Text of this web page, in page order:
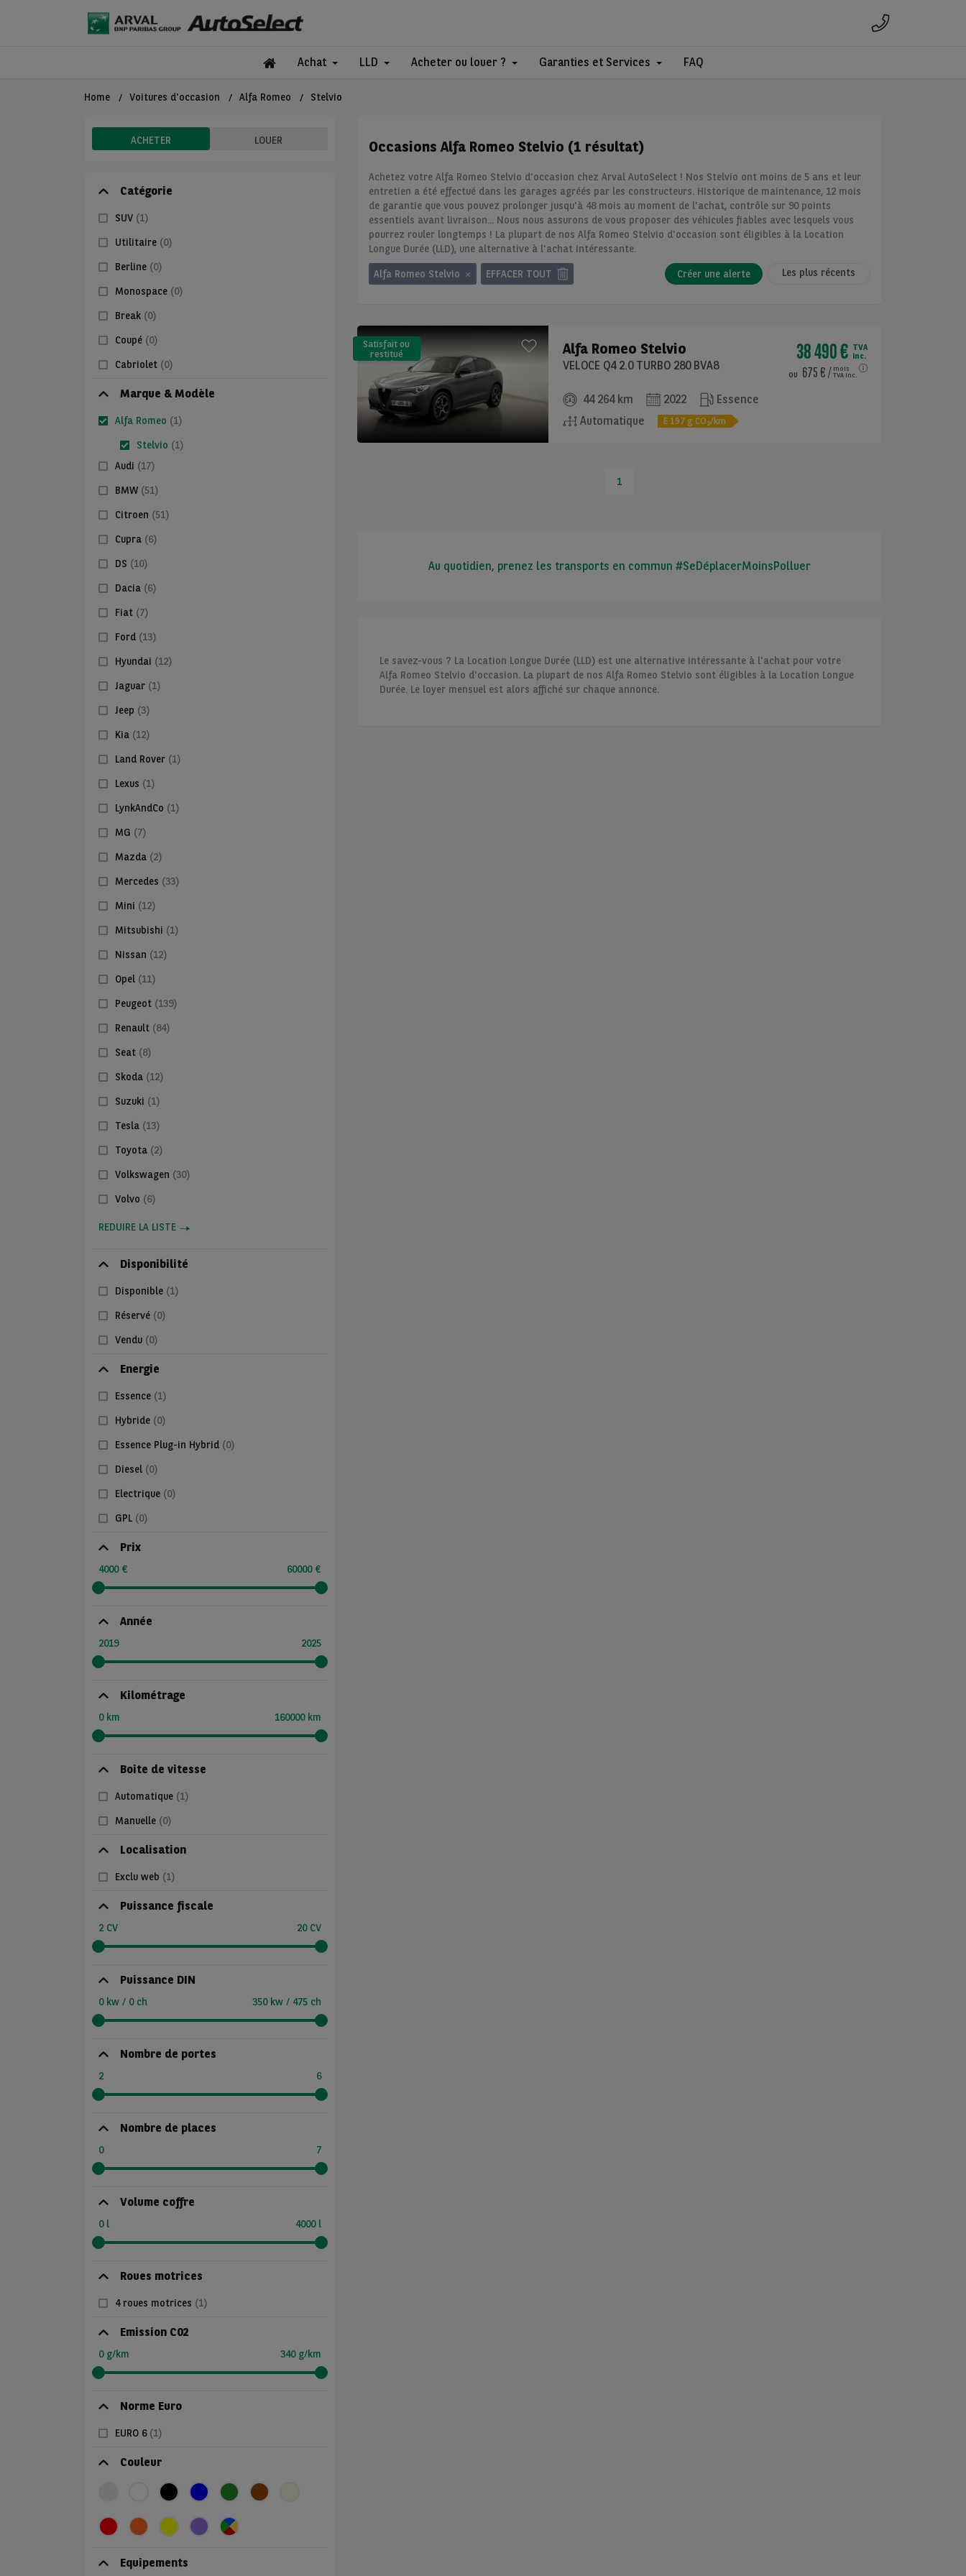
Achat LLD Acheter ou louer ? Garanties et Services FAQ
Home Voitures d'occasion Alfa Romeo Stelvio
ACHETER LOUER
Catégorie
SUV (1)
Utilitaire (0)
Berline (0)
Monospace (0)
Break (0)
Coupé (0)
Cabriolet (0)
Marque & Modèle
Alfa Romeo (1)
Stelvio (1)
Audi (17)
BMW (51)
Citroen (51)
Cupra (6)
DS (10)
Dacia (6)
Fiat (7)
Ford (13)
Hyundai (12)
Jaguar (1)
Jeep (3)
Kia (12)
Land Rover (1)
Lexus (1)
LynkAndCo (1)
MG (7)
Mazda (2)
Mercedes (33)
Mini (12)
Mitsubishi (1)
Nissan (12)
Opel (11)
Peugeot (139)
Renault (84)
Seat (8)
Skoda (12)
Suzuki (1)
Tesla (13)
Toyota (2)
Volkswagen (30)
Volvo (6)
REDUIRE LA LISTE
Disponibilité
Disponible (1)
Réservé (0)
Vendu (0)
Energie
Essence (1)
Hybride (0)
Essence Plug-in Hybrid (0)
Diesel (0)
Electrique (0)
GPL (0)
Prix
4000 € 60000 €
Année
2019 2025
Kilométrage
0 km 160000 km
Boite de vitesse
Automatique (1)
Manuelle (0)
Localisation
Exclu web (1)
Puissance fiscale
2 CV 20 CV
Puissance DIN
0 kw / 0 ch 350 kw / 475 ch
Nombre de portes
2 6
Nombre de places
0 7
Volume coffre
0 l 4000 l
Roues motrices
4 roues motrices (1)
Emission C02
0 g/km 340 g/km
Norme Euro
EURO 6 (1)
Couleur
Equipements
Occasions Alfa Romeo Stelvio (1 résultat)
Achetez votre Alfa Romeo Stelvio d'occasion chez Arval AutoSelect ! Nos Stelvio ont moins de 5 ans et leur
entretien a été effectué dans les garages agréés par les constructeurs. Historique de maintenance, 12 mois
de garantie que vous pouvez prolonger jusqu'à 48 mois au moment de l'achat, contrôle sur 90 points
essentiels avant livraison... Nous nous assurons de vous proposer des véhicules fiables avec lesquels vous
pourrez rouler longtemps ! La plupart de nos Alfa Romeo Stelvio d'occasion sont éligibles à la Location
Longue Durée (LLD), une alternative à l'achat intéressante.
Alfa Romeo Stelvio EFFACER TOUT Créer une alerte Les plus récents
Satisfait ou
restitué
(LLD)*
Alfa Romeo Stelvio
VELOCE Q4 2.0 TURBO 280 BVA8
44 264 km 2022
Essence
Automatique
E 197g CO2/km
38 490 € TVA
inc.
ou 675 €/ mois
TVA inc.
1
Au quotidien, prenez les transports en commun #SeDéplacerMoinsPolluer
Le savez-vous ? La Location Longue Durée (LLD) est une alternative intéressante à l'achat pour votre
Alfa Romeo Stelvio d'occasion. La plupart de nos Alfa Romeo Stelvio sont éligibles à la Location Longue
Durée. Le loyer mensuel est alors affiché sur chaque annonce.